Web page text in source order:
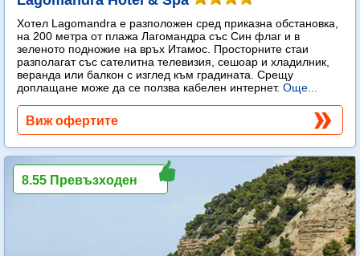
Хотел Lagomandra е разположен сред приказна обстановка,
на 200 метра от плажа Лагомандра със Син флаг и в
зеленото подножие на връх Итамос. Просторните стаи
разполагат със сателитна телевизия, сешоар и хладилник,
веранда или балкон с изглед към градината. Срещу
доплащане може да се ползва кабелен интернет. Още...
Виж офертите
8.55 Превъзходен